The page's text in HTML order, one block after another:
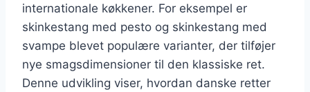
internationale køkkener. For eksempel er
skinkestang med pesto og skinkestang med
svampe blevet populære varianter, der tilføjer
nye smagsdimensioner til den klassiske ret.
Denne udvikling viser, hvordan danske retter